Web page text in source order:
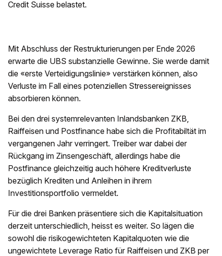
Credit Suisse belastet.
Mit Abschluss der Restrukturierungen per Ende 2026
erwarte die UBS substanzielle Gewinne. Sie werde damit
die «erste Verteidigungslinie» verstärken können, also
Verluste im Fall eines potenziellen Stressereignisses
absorbieren können.
Bei den drei systemrelevanten Inlandsbanken ZKB,
Raiffeisen und Postfinance habe sich die Profitabiltät im
vergangenen Jahr verringert. Treiber war dabei der
Rückgang im Zinsengeschäft, allerdings habe die
Postfinance gleichzeitig auch höhere Kreditverluste
bezüglich Krediten und Anleihen in ihrem
Investitionsportfolio vermeldet.
Für die drei Banken präsentiere sich die Kapitalsituation
derzeit unterschiedlich, heisst es weiter. So lägen die
sowohl die risikogewichteten Kapitalquoten wie die
ungewichtete Leverage Ratio für Raiffeisen und ZKB per